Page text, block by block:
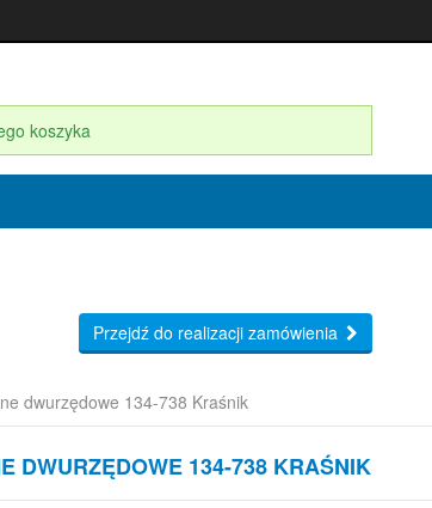
koszyka
Przejdź do realizacji zamówienia
dwurzędowe 134-738 Kraśnik
DWURZĘDOWE 134-738 KRAŚNIK